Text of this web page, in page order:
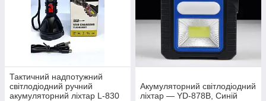
Тактичний надпотужний
світлодіодний ручний
акумуляторний ліхтар L-830
Акумуляторний світлодіодний
ліхтар — YD-878В, Синій